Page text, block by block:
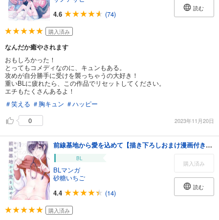
4.6
(74)
読む
購入済み
なんだか癒やされます
おもしろかった！
とってもコメディなのに、キュンもある。
攻めが自分勝手に受けを襲っちゃうの大好き！
重いBLに疲れたら、この作品でリセットしてください。
エチもたくさんあるよ！
＃笑える ＃胸キュン ＃ハッピー
0
2023年11月20日
前線基地から愛を込めて【描き下ろしおまけ漫画付き】 1
BL
BLマンガ
砂糖いちご
4.4
(14)
購入済み
読む
購入済み